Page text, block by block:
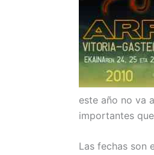
este año no va
importantes
Las fechas son